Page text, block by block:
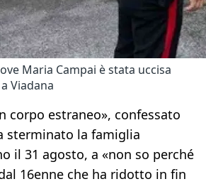
Maria Campai è stata uccisa
Viadana
corpo estraneo», confessato
sterminato la famiglia
il 31 agosto, a «non so perché
16enne che ha ridotto in fin